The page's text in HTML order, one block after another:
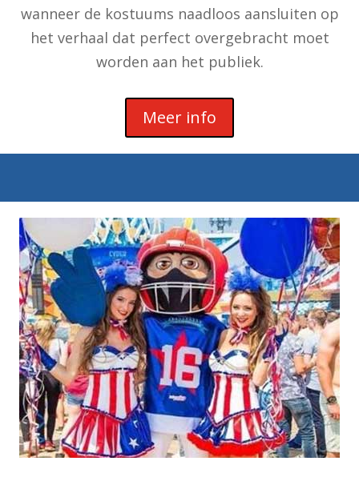
wanneer de kostuums naadloos aansluiten op
het verhaal dat perfect overgebracht moet
worden aan het publiek.
Meer info